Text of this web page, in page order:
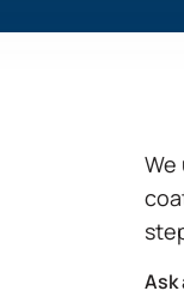
We
Ask